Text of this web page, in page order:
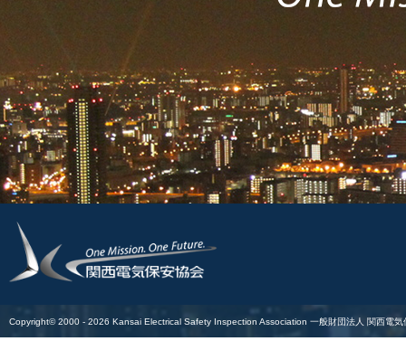
Copyright© 2000 - 2026 Kansai Electrical Safety Inspection Association 一般財団法人 関西電気